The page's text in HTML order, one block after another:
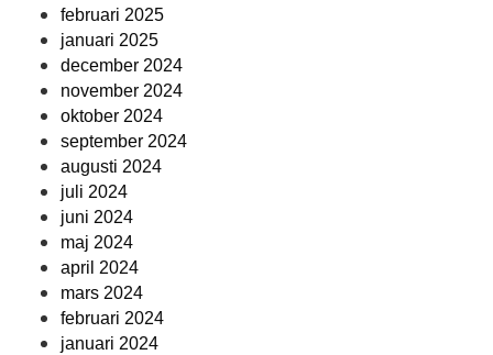
februari 2025
januari 2025
december 2024
november 2024
oktober 2024
september 2024
augusti 2024
juli 2024
juni 2024
maj 2024
april 2024
mars 2024
februari 2024
januari 2024